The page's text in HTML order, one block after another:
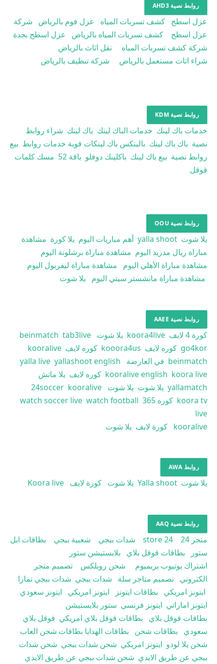
روابط نصية AHD3
عزل اسطح كشف تسربات المياه عزل فوم بالرياض
شركة
عزل اسطح
كشف تسربات المياه بالرياض
عزل اسطح بجدة
شركة كشف تسربات المياه
نقل اثاث بالرياض
شراء اثاث مستعمل بالرياض
شركة تنظيف بالرياض
روابط نصية KDM
خدمات باك لينك خدمات الباك لينك باك لينك شراء روابط
نصية باك باك لينك بالينكس باك لينكات قوية خدمات روابط بيع
روابط نصية بيع باك لينك باكلينك دوفلو باقة 52
مسك كلمات
قوقل
روابط نصية OOU
يلا شوت yalla shoot أهم مباريات اليوم يلا كورة مشاهدة
مباراة ريال مدريد اليوم مشاهدة مباراة برشلونة اليوم
مشاهدة مباراة الأهلي اليوم
مشاهدة مباراة ليفربول اليوم
مشاهدة مباراة مانشستر سيتي اليوم
يلا شوت
روابط نصية AAEE
كورة 4 لايف koora4live يلا شوت beinmatch tab3live
go4kor كوره لايف kooora4us كوره لايف kooralive
beinmatch في العارضة yalla live yallashoot english
kooralive english koora live كوره لايف يلا ماتش
yallamatch يلا شوت يلا شوت 24soccer kooralive
koora tv كوره 365 watch soccer live watch football
live
kooralive كورة لايف يلا شوت
روابط AWA
يلا شوت Yalla shoot يلا شوت كورة لايف Koora live
روابط نصية AAQ
متجر 24 store 24 شدات ببجي شعبية ببجي
بطاقات ابل
ستور
بطاقات قوقل بلاي
بلايستيشن ستور
اشتراك يوتيوب بريميوم
شحن روبلكس
تصميم متجر
الكتروني تصميم متاجر سلة شدات ببجي شدات ببجي تمارا
ايتونز امريكي
بطاقات ايتونز ايتونز امريكي
ايتونز سعودي
ايتونز اماراتي ايتونز فرنسي ستور بلايستيشن
بطاقات قوقل بلاي
بطاقات قوقل بلاي امريكي قوقل بلاي
سعودي
بطاقات شحن بطاقات الهدايا بطاقات شحن العاب
شحن يلا لودو ايتونز امريكي شحن شدات ببجي شحن شدات
ببجي عن طريق الايدي شحن شدات ببجي عن طريق الايدي